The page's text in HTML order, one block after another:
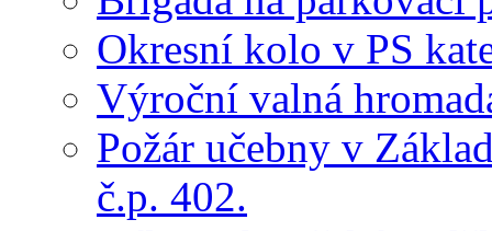
Okresní kolo v PS
Výroční valná
Požár učebny v
č.p. 402.